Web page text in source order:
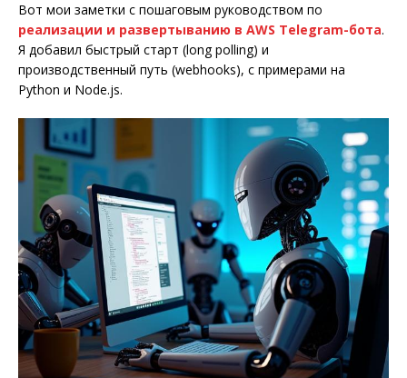
Вот мои заметки с пошаговым руководством по
реализации и развертыванию в AWS Telegram-бота.
Я добавил быстрый старт (long polling) и
производственный путь (webhooks), с примерами на
Python и Node.js.